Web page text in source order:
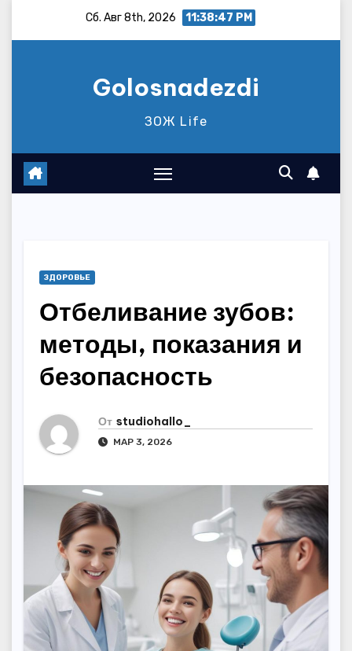
Сб. Авг 8th, 2026 11:38:49 PM
Golosnadezdi
ЗОЖ Life
ЗДОРОВЬЕ
Отбеливание зубов:
методы, показания и
безопасность
От studiohallo_
МАР 3, 2026